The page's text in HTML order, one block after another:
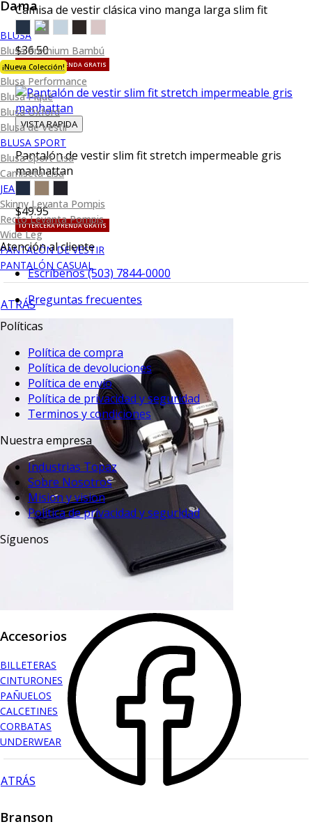
Dama
BLUSA
Blusa Premium Bambú
¡Nueva Colección!
Blusa Performance
Blusa Piqué
Blusa Oxford
Blusa de Vestir
BLUSA SPORT
Blusa Sport Lisa
Camiseta Lisa
JEANS
Skinny Levanta Pompis
Recto Levanta Pompis
Wide Leg
PANTALÓN DE VESTIR
PANTALÓN CASUAL
ATRÁS
Accesorios
BILLETERAS
CINTURONES
PAÑUELOS
CALCETINES
CORBATAS
UNDERWEAR
ATRÁS
Branson
Camisa de vestir clásica vino manga larga slim fit
$36.50
TU TERCERA PRENDA GRATIS
VISTA RAPIDA
Pantalón de vestir slim fit stretch impermeable gris
manhattan
$49.95
TU TERCERA PRENDA GRATIS
Atención al cliente
Escríbenos (503) 7844-0000
Preguntas frecuentes
Políticas
Política de compra
Política de devoluciones
Política de envío
Política de privacidad y seguridad
Terminos y condiciones
Nuestra empresa
Industrias Topaz
Sobre Nosotros
Mision y vision
Política de privacidad y seguridad
Síguenos